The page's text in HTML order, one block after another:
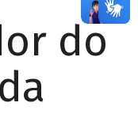
do